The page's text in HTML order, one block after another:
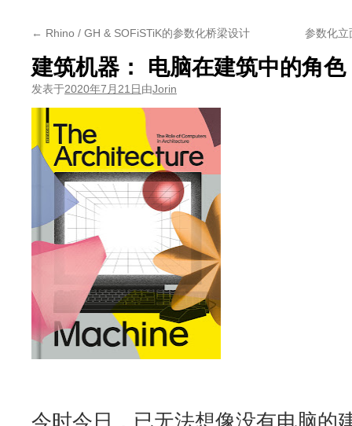
← Rhino / GH & SOFiSTiK的参数化桥梁设计 参数化
建筑机器： 电脑在建筑中的角色
发表于2020年7月21日由Jorin
今时今日，已无法想像没有电脑的